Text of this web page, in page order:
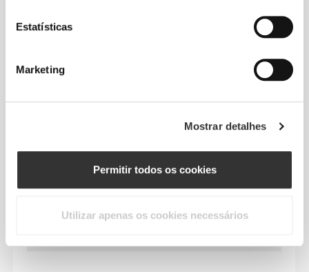
Estatísticas
Marketing
Mostrar detalhes
Permitir todos os cookies
Utilizar apenas os cookies necessários
CINTURA MÉDIA